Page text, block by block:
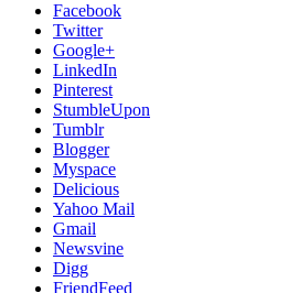
Facebook
Twitter
Google+
LinkedIn
Pinterest
StumbleUpon
Tumblr
Blogger
Myspace
Delicious
Yahoo Mail
Gmail
Newsvine
Digg
FriendFeed